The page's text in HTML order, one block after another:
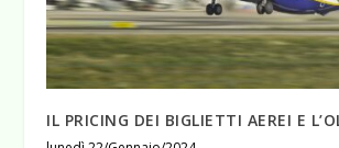
IL PRICING DEI BIGLIETTI AEREI E